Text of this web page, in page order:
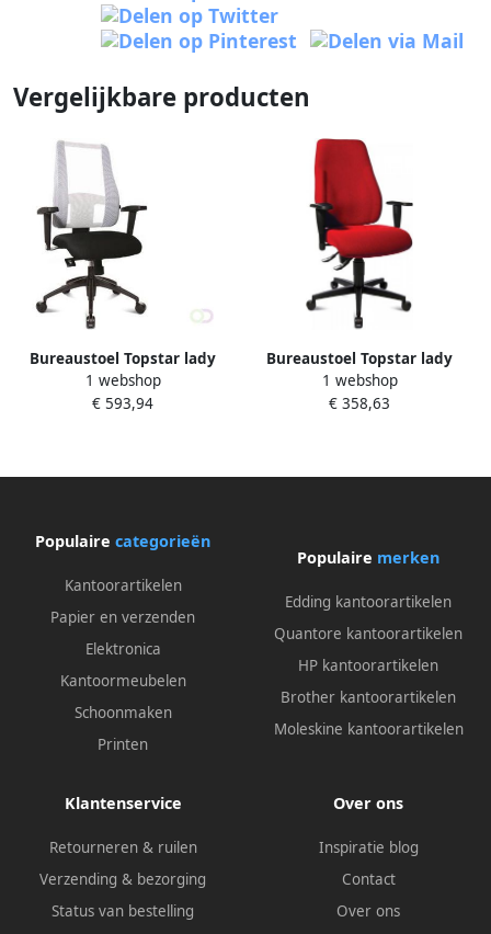
Vergelijkbare producten
Bureaustoel Topstar lady
sitness deluxe zwart wit
1 webshop
€ 593,94
Bureaustoel Topstar lady
sitness rood
1 webshop
€ 358,63
Populaire categorieën
Kantoorartikelen
Papier en verzenden
Elektronica
Kantoormeubelen
Schoonmaken
Printen
Populaire merken
Edding kantoorartikelen
Quantore kantoorartikelen
HP kantoorartikelen
Brother kantoorartikelen
Moleskine kantoorartikelen
Klantenservice
Retourneren & ruilen
Verzending & bezorging
Status van bestelling
Over ons
Inspiratie blog
Contact
Over ons